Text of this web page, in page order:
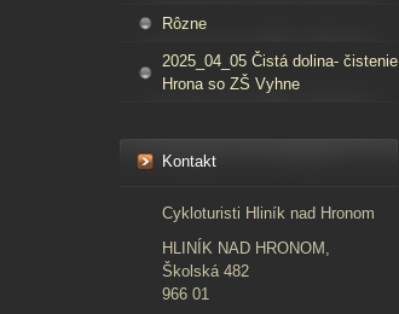
Rôzne
2025_04_05 Čistá dolina- čistenie
Hrona so ZŠ Vyhne
Kontakt
Cykloturisti Hliník nad Hronom
HLINÍK NAD HRONOM,
Školská 482
966 01